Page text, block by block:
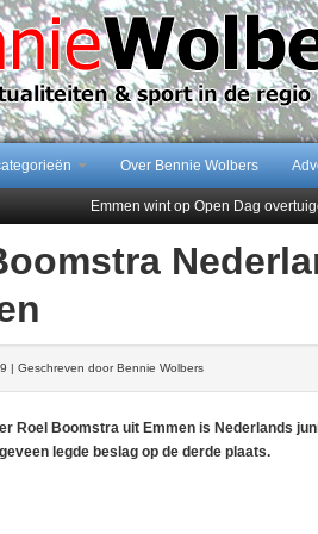
Over Bennie Wolbers
Emmen wint op Open Dag
Jubileumfeest 35 jaar De Amer
Hunzeloopwandeltocht keert op
| Geschreven door Bennie Wolbers
Roel Boomstra uit Emmen is Nederlands
legde beslag op de derde plaats.